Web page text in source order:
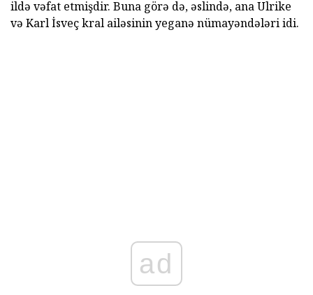
ildə vəfat etmişdir. Buna görə də, əslində, ana Ulrike
və Karl İsveç kral ailəsinin yeganə nümayəndələri idi.
ad